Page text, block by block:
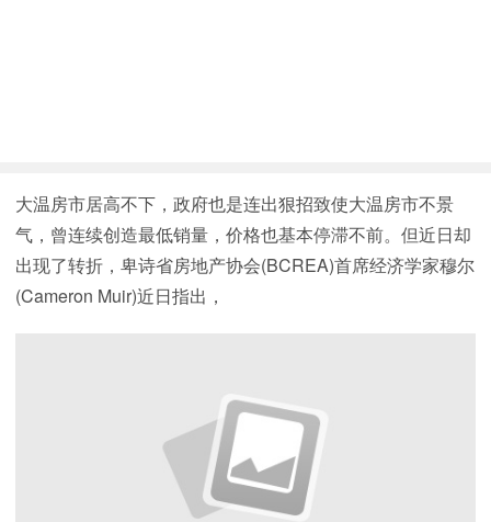
大温房市居高不下，政府也是连出狠招致使大温房市不景
气，曾连续创造最低销量，价格也基本停滞不前。但近日却
出现了转折，卑诗省房地产协会(BCREA)首席经济学家穆尔
(Cameron Muir)近日指出，